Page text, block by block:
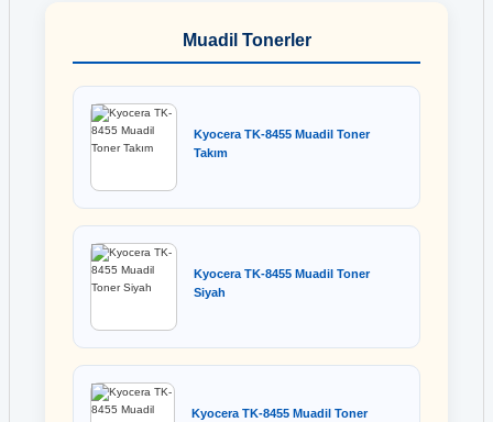
Muadil Tonerler
Kyocera TK-8455 Muadil Toner
Takım
Kyocera TK-8455 Muadil Toner
Siyah
Kyocera TK-8455 Muadil Toner